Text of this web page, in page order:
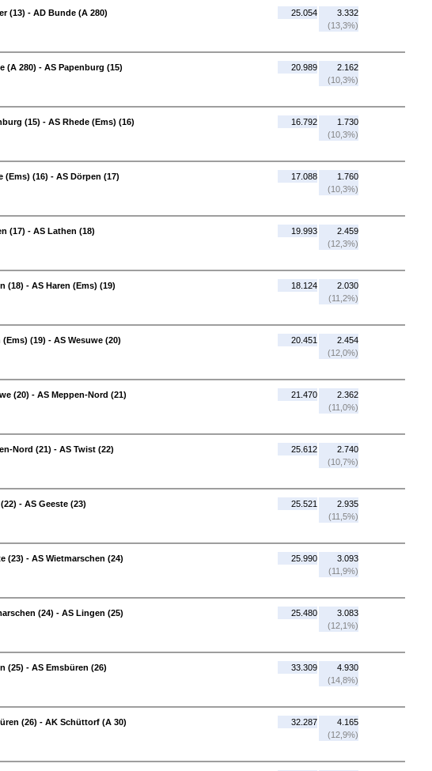
(13) - AD Bunde (A 280)
25.054
3.332
(13,3%)
(A 280) - AS Papenburg (15)
20.989
2.162
(10,3%)
(15) - AS Rhede (Ems) (16)
16.792
1.730
(10,3%)
(Ems) (16) - AS Dörpen (17)
17.088
1.760
(10,3%)
(17) - AS Lathen (18)
19.993
2.459
(12,3%)
(18) - AS Haren (Ems) (19)
18.124
2.030
(11,2%)
(Ems) (19) - AS Wesuwe (20)
20.451
2.454
(12,0%)
(20) - AS Meppen-Nord (21)
21.470
2.362
(11,0%)
Nord (21) - AS Twist (22)
25.612
2.740
(10,7%)
- AS Geeste (23)
25.521
2.935
(11,5%)
(23) - AS Wietmarschen (24)
25.990
3.093
(11,9%)
(24) - AS Lingen (25)
25.480
3.083
(12,1%)
(25) - AS Emsbüren (26)
33.309
4.930
(14,8%)
(26) - AK Schüttorf (A 30)
32.287
4.165
(12,9%)